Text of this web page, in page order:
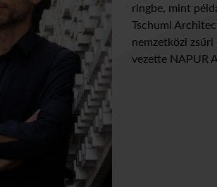
ringbe, mint
Tschumi
nemzetközi zsűri
vezette NAPUR